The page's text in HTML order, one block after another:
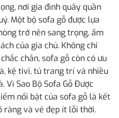
nơi gia đình quây quần
Một bộ sofa gỗ được lựa
trở nên sang trọng, ấm
của gia chủ. Không chỉ
chắn, sofa gỗ còn có ưu
kệ tivi, tủ trang trí và nhiều
Vì Sao Bộ Sofa Gỗ Được
nổi bật của sofa gỗ là kết
ràng và vẻ đẹp ít lỗi thời.